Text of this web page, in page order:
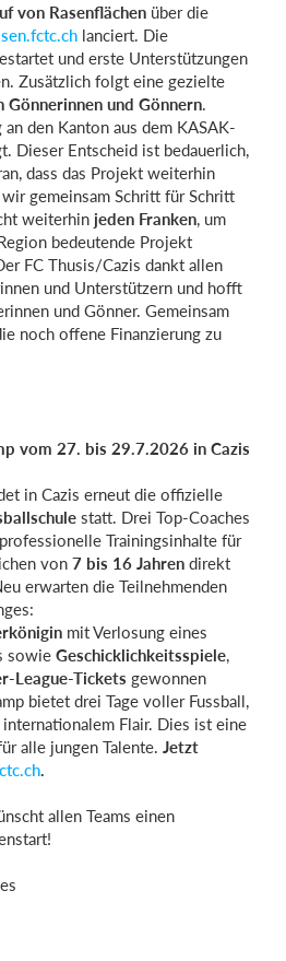
von Rasenflächen über die
lanciert. Die
und erste Unterstützungen
Zusätzlich folgt eine gezielte
Gönnerinnen und Gönnern.
den Kanton aus dem KASAK-
Dieser Entscheid ist bedauerlich,
dass das Projekt weiterhin
gemeinsam Schritt für Schritt
weiterhin jeden Franken, um
bedeutende Projekt
FC Thusis/Cazis dankt allen
und Unterstützern und hofft
und Gönner. Gemeinsam
noch offene Finanzierung zu
vom 27. bis 29.7.2026 in Cazis
in Cazis erneut die offizielle
statt. Drei Top-Coaches
Trainingsinhalte für
von 7 bis 16 Jahren direkt
erwarten die Teilnehmenden
mit Verlosung eines
sowie Geschicklichkeitsspiele,
League-Tickets gewonnen
bietet drei Tage voller Fussball,
Flair. Dies ist eine
alle jungen Talente. Jetzt
.
allen Teams einen